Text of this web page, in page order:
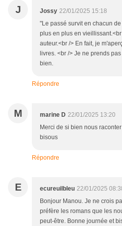
J Jossy 22/01/2025 15:18
"Le passé survit en chacun
plus en plus en
auteur.<br /> En fait, je
livres. <br /> Je ne prends
bien.
Répondre
M marine D 22/01/2025 13:20
Merci de si bien nous
bisous
Répondre
E ecureuilbleu 22/01/2025
Bonjour Manou. Je ne crois
préfère les romans que les
peut-être. Bonne journée et